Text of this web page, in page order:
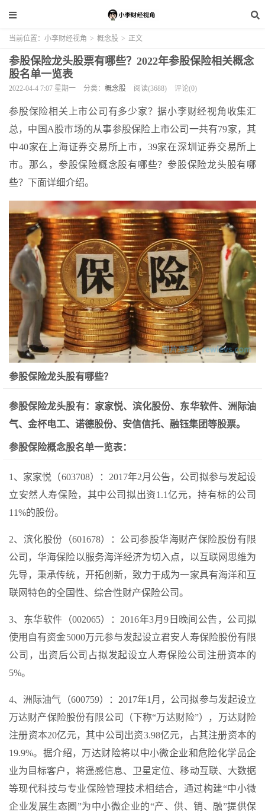
当前位置： 小李财经视角 > 概念股 > 正文
参股保险龙头股票有哪些？2022年参股保险相关概念
股名单一览表
2022-04-4 7:07 星期一 分类： 概念股 阅读(3688) 评论(0)
参股保险相关上市公司有多少家？据小李财经视角收集汇
总，中国A股市场的从事参股保险上市公司一共有79家，其
中40家在上海证券交易所上市，39家在深圳证券交易所上
市。那么，参股保险概念股有哪些？参股保险龙头股有哪
些？下面详细介绍。
参股保险龙头股有哪些？
参股保险龙头股有：家家悦、滨化股份、东华软件、洲际油
气、金杯电工、诺德股份、安信信托、融钰集团等股票。
参股保险概念股名单一览表：
1、家家悦（603708）：2017年2月公告，公司拟参与发起设
立安然人寿保险，其中公司拟出资1.1亿元，持有标的公司
11%的股份。
2、滨化股份（601678）：公司参股华海财产保险股份有限
公司，华海保险以服务海洋经济为切入点，以互联网思维为
先导，秉承传统，开拓创新，致力于成为一家具有海洋和互
联网特色的全国性、综合性财产保险公司。
3、东华软件（002065）：2016年3月9日晚间公告，公司拟
使用自有资金5000万元参与发起设立君安人寿保险股份有限
公司，出资后公司占拟发起设立人寿保险公司注册资本的
5%。
4、洲际油气（600759）：2017年1月，公司拟参与发起设立
万达财产保险股份有限公司（下称“万达财险”），万达财险
注册资本20亿元，其中公司出资3.98亿元，占其注册资本的
19.9%。据介绍，万达财险将以中小微企业和危险化学品企
业为目标客户，将遥感信息、卫星定位、移动互联、大数据
等现代科技与专业保险管理技术相结合，通过构建“中小微
企业发展生态圈”为中小微企业的“产、供、销、融”提供保